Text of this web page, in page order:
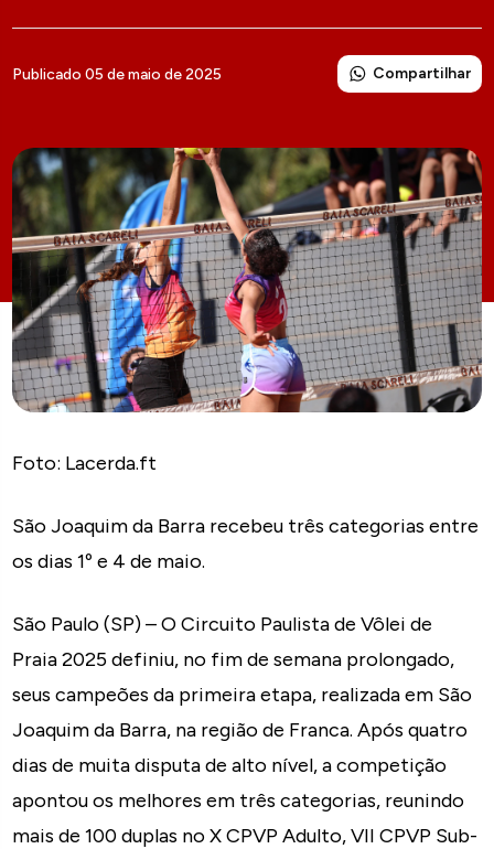
Publicado 05 de maio de 2025 Compartilhar
Foto: Lacerda.ft
São Joaquim da Barra recebeu três categorias entre
os dias 1º e 4 de maio.
São Paulo (SP) – O Circuito Paulista de Vôlei de
Praia 2025 definiu, no fim de semana prolongado,
seus campeões da primeira etapa, realizada em São
Joaquim da Barra, na região de Franca. Após quatro
dias de muita disputa de alto nível, a competição
apontou os melhores em três categorias, reunindo
mais de 100 duplas no X CPVP Adulto, VII CPVP Sub-